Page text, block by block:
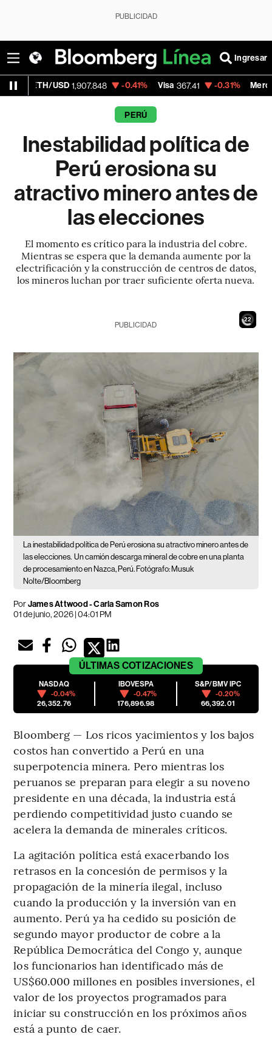
PUBLICIDAD
Ingresar
1,907.848 -0.41% Visa 367.41 -0.31% MercadoLibre
PERÚ
Inestabilidad política de
Perú erosiona su
atractivo minero antes de
las elecciones
El momento es crítico para la industria del cobre.
Mientras se espera que la demanda aumente por la
electrificación y la construcción de centros de datos,
los mineros luchan por traer suficiente oferta nueva.
20
PUBLICIDAD
La inestabilidad política de Perú erosiona su atractivo minero antes de
las elecciones. Un camión descarga mineral de cobre en una planta
de procesamiento en Nazca, Perú. Fotógrafo: Musuk
Nolte/Bloomberg
PorJames Attwood - Carla Samon Ros
01 de junio, 2026 | 04:01 PM
ÚLTIMAS COTIZACIONES
NASDAQ
-0.04%
26,352.76
IBOVESPA
-0.47%
176,896.98
S&P/BMV IPC
-0.20%
66,392.01
Bloomberg — Los ricos yacimientos y los bajos
costos han convertido a Perú en una
superpotencia minera. Pero mientras los
peruanos se preparan para elegir a su noveno
presidente en una década, la industria está
perdiendo competitividad justo cuando se
acelera la demanda de minerales críticos.
La agitación política está exacerbando los
retrasos en la concesión de permisos y la
propagación de la minería ilegal, incluso
cuando la producción y la inversión van en
aumento. Perú ya ha cedido su posición de
segundo mayor productor de cobre a la
República Democrática del Congo y, aunque
los funcionarios han identificado más de
US$60.000 millones en posibles inversiones, el
valor de los proyectos programados para
iniciar su construcción en los próximos años
está a punto de caer.